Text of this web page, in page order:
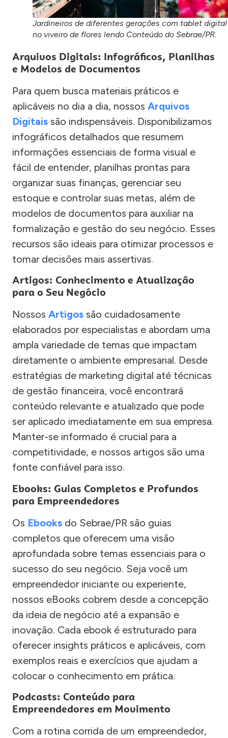
Jardineiros de diferentes gerações com tablet digital
no viveiro de flores lendo Conteúdo do Sebrae/PR.
Arquivos Digitais: Infográficos, Planilhas
e Modelos de Documentos
Para quem busca materiais práticos e
aplicáveis no dia a dia, nossos Arquivos
Digitais são indispensáveis. Disponibilizamos
infográficos detalhados que resumem
informações essenciais de forma visual e
fácil de entender, planilhas prontas para
organizar suas finanças, gerenciar seu
estoque e controlar suas metas, além de
modelos de documentos para auxiliar na
formalização e gestão do seu negócio. Esses
recursos são ideais para otimizar processos e
tomar decisões mais assertivas.
Artigos: Conhecimento e Atualização
para o Seu Negócio
Nossos Artigos são cuidadosamente
elaborados por especialistas e abordam uma
ampla variedade de temas que impactam
diretamente o ambiente empresarial. Desde
estratégias de marketing digital até técnicas
de gestão financeira, você encontrará
conteúdo relevante e atualizado que pode
ser aplicado imediatamente em sua empresa.
Manter-se informado é crucial para a
competitividade, e nossos artigos são uma
fonte confiável para isso.
Ebooks: Guias Completos e Profundos
para Empreendedores
Os Ebooks do Sebrae/PR são guias
completos que oferecem uma visão
aprofundada sobre temas essenciais para o
sucesso do seu negócio. Seja você um
empreendedor iniciante ou experiente,
nossos eBooks cobrem desde a concepção
da ideia de negócio até a expansão e
inovação. Cada ebook é estruturado para
oferecer insights práticos e aplicáveis, com
exemplos reais e exercícios que ajudam a
colocar o conhecimento em prática.
Podcasts: Conteúdo para
Empreendedores em Movimento
Com a rotina corrida de um empreendedor,